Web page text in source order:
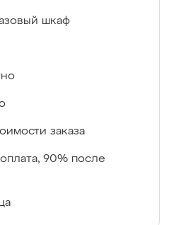
шкаф
заказа
90% после